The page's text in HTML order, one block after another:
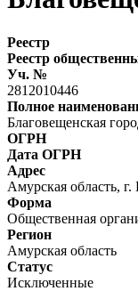
Реестр
Реестр
Уч. №
2812010446
Полное
Благовещенская
ОГРН
Дата ОГРН
Адрес
Амурская область,
Форма
Общественная
Регион
Амурская область
Статус
Исключенные